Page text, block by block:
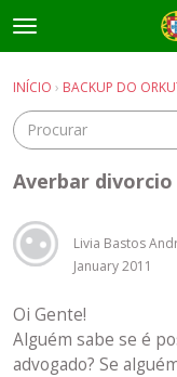
t
o
g
e
e
n
u
Entrar · Registrar-
INÍCIO › BACKUP DO
Averbar divorcio
Livia Bastos
January 2011
Oi Gente!
Alguém sabe se é
advogado? Se